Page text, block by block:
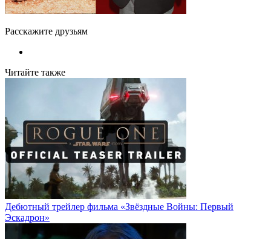
Расскажите друзьям
Читайте также
Дебютный трейлер фильма «Звёздные Войны: Первый
Эскадрон»